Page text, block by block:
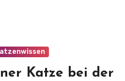
Katze bei der